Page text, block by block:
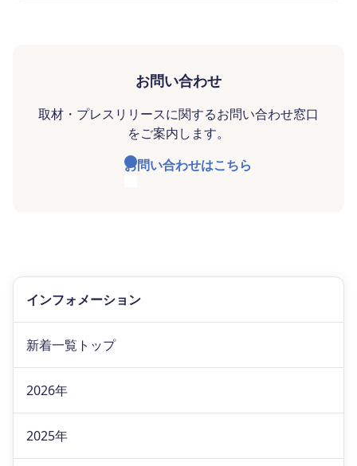
お問い合わせ
取材・プレスリリースに関するお問い合わせ窓口
をご案内します。
お問い合わせはこちら
インフォメーション
新着一覧トップ
2026年
2025年